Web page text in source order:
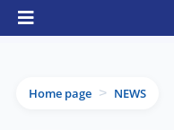
Home page > NEWS